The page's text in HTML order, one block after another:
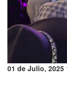
01 de Julio, 2025